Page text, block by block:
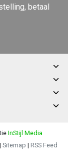
betaal
InStijl Media
| Sitemap | RSS Feed